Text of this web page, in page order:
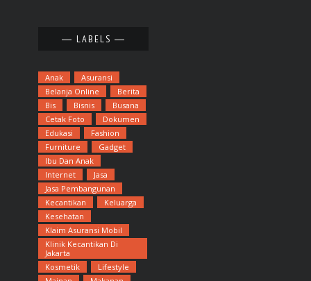
LABELS
Anak
Asuransi
Belanja Online
Berita
Bis
Bisnis
Busana
Cetak Foto
Dokumen
Edukasi
Fashion
Furniture
Gadget
Ibu Dan Anak
Internet
Jasa
Jasa Pembangunan
Kecantikan
Keluarga
Kesehatan
Klaim Asuransi Mobil
Klinik Kecantikan Di
Jakarta
Kosmetik
Lifestyle